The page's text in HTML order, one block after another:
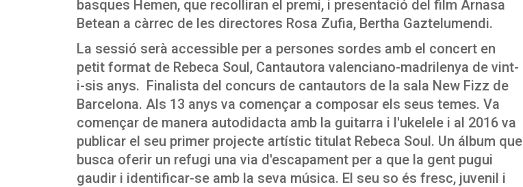
basques Hemen, que recolliran el premi, i presentació del film Arnasa
Betean a càrrec de les directores Rosa Zufia, Bertha Gaztelumendi.
La sessió serà accessible per a persones sordes amb el concert en
petit format de Rebeca Soul, Cantautora valenciano-madrilenya de vint-
i-sis anys. Finalista del concurs de cantautors de la sala New Fizz de
Barcelona. Als 13 anys va començar a composar els seus temes. Va
començar de manera autodidacta amb la guitarra i l'ukelele i al 2016 va
publicar el seu primer projecte artístic titulat Rebeca Soul. Un álbum que
busca oferir un refugi una via d'escapament per a que la gent pugui
gaudir i identificar-se amb la seva música. El seu so és fresc, juvenil i